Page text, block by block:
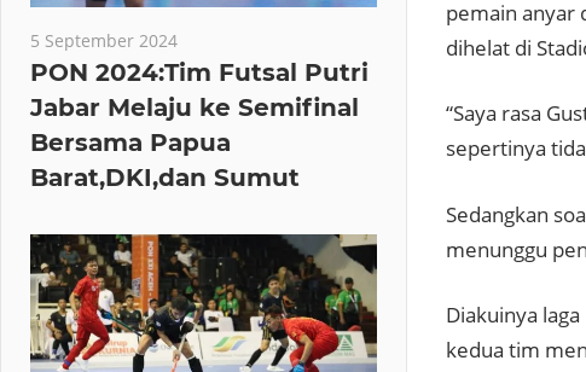
pemain anyar
dihelat di
“Saya rasa
sepertinya
Sedangkan
menunggu
Diakuinya
kedua tim
5 September 2024
PON 2024:Tim Futsal Putri
Jabar Melaju ke Semifinal
Bersama Papua
Barat,DKI,dan Sumut